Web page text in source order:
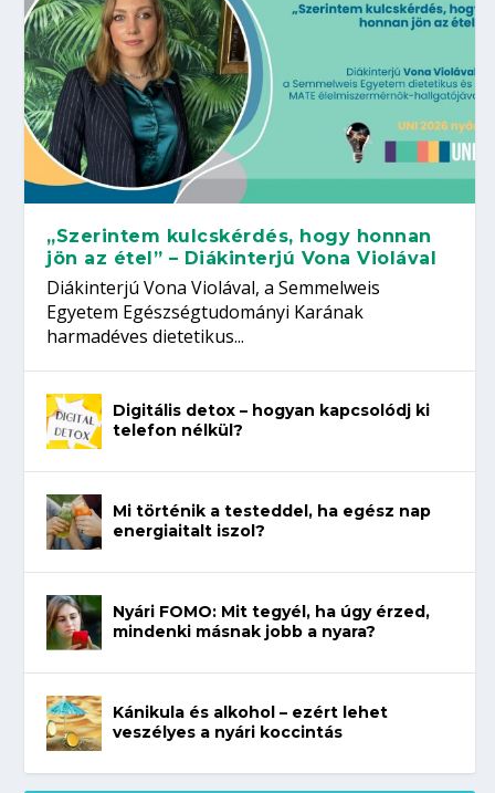
„Szerintem kulcskérdés, hogy honnan
jön az étel” – Diákinterjú Vona Violával
Diákinterjú Vona Violával, a Semmelweis
Egyetem Egészségtudományi Karának
harmadéves dietetikus...
Digitális detox – hogyan kapcsolódj ki
telefon nélkül?
Mi történik a testeddel, ha egész nap
energiaitalt iszol?
Nyári FOMO: Mit tegyél, ha úgy érzed,
mindenki másnak jobb a nyara?
Kánikula és alkohol – ezért lehet
veszélyes a nyári koccintás